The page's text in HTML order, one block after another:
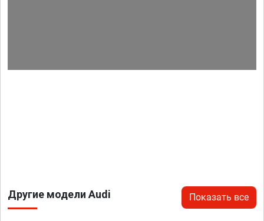
Другие модели Audi Показать все